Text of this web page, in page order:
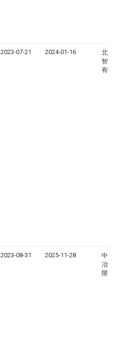
2023-07-21 2024-01-16
北京
智博
有限
2023-08-31 2025-11-28
中国
冶集
限公